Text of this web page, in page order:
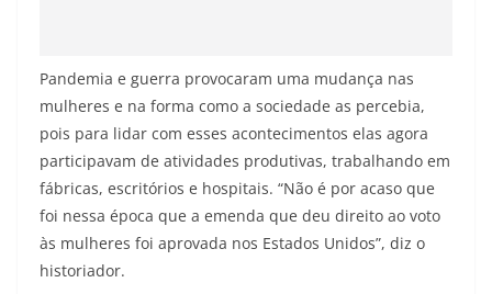
Pandemia e guerra provocaram uma mudança nas
mulheres e na forma como a sociedade as percebia,
pois para lidar com esses acontecimentos elas agora
participavam de atividades produtivas, trabalhando em
fábricas, escritórios e hospitais. “Não é por acaso que
foi nessa época que a emenda que deu direito ao voto
às mulheres foi aprovada nos Estados Unidos”, diz o
historiador.